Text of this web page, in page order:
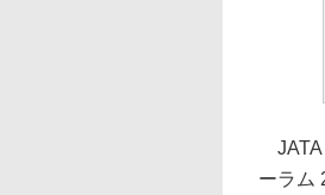
JATA
ーラム